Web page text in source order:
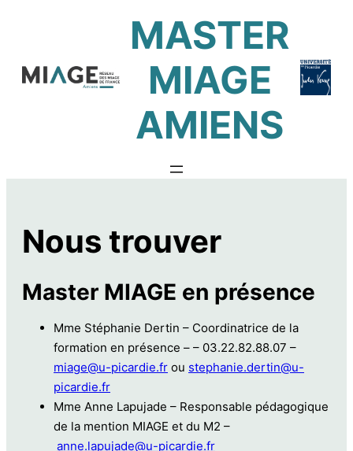
MASTER
MIAGE
AMIENS
Nous trouver
Master MIAGE en présence
Mme Stéphanie Dertin – Coordinatrice de la
formation en présence – – 03.22.82.88.07 –
miage@u-picardie.fr ou stephanie.dertin@u-
picardie.fr
Mme Anne Lapujade – Responsable pédagogique
de la mention MIAGE et du M2 –
anne.lapujade@u-picardie.fr